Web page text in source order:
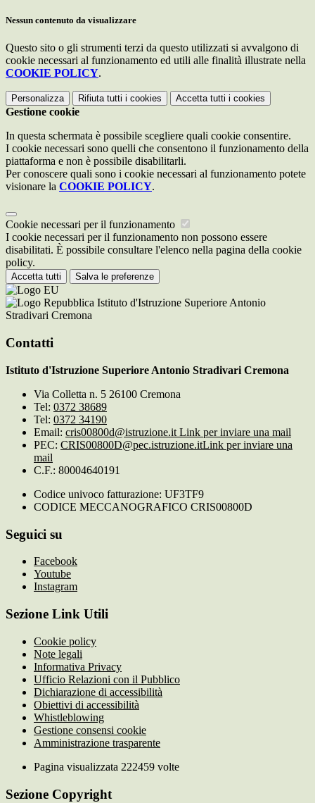
Nessun contenuto da visualizzare
Questo sito o gli strumenti terzi da questo utilizzati si avvalgono di
cookie necessari al funzionamento ed utili alle finalità illustrate nella
COOKIE POLICY.
Personalizza Rifiuta tutti i cookies Accetta tutti i cookies
Gestione cookie
In questa schermata è possibile scegliere quali cookie consentire.
I cookie necessari sono quelli che consentono il funzionamento della
piattaforma e non è possibile disabilitarli.
Per conoscere quali sono i cookie necessari al funzionamento potete
visionare la COOKIE POLICY.
Cookie necessari per il funzionamento
I cookie necessari per il funzionamento non possono essere
disabilitati. È possibile consultare l'elenco nella pagina della cookie
policy.
Accetta tutti Salva le preferenze
Istituto d'Istruzione Superiore Antonio
Stradivari Cremona
Contatti
Istituto d'Istruzione Superiore Antonio Stradivari Cremona
Via Colletta n. 5 26100 Cremona
Tel: 0372 38689
Tel: 0372 34190
Email: cris00800d@istruzione.it Link per inviare una mail
PEC: CRIS00800D@pec.istruzione.itLink per inviare una
mail
C.F.: 80004640191
Codice univoco fatturazione: UF3TF9
CODICE MECCANOGRAFICO CRIS00800D
Seguici su
Facebook
Youtube
Instagram
Sezione Link Utili
Cookie policy
Note legali
Informativa Privacy
Ufficio Relazioni con il Pubblico
Dichiarazione di accessibilità
Obiettivi di accessibilità
Whistleblowing
Gestione consensi cookie
Amministrazione trasparente
Pagina visualizzata 222459 volte
Sezione Copyright